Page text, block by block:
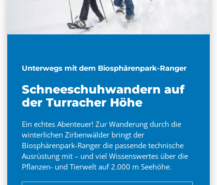
Unterwegs mit dem Biosphärenpark-Ranger
Schneeschuhwandern auf
der Turracher Höhe
Ein echtes Abenteuer! Zur Wanderung durch die
winterlichen Zirbenwälder bringt der
Biosphärenpark-Ranger die passende technische
Ausrüstung mit – und viel Wissenswertes über die
Pflanzen- und Tierwelt auf 2.000 m Seehöhe.